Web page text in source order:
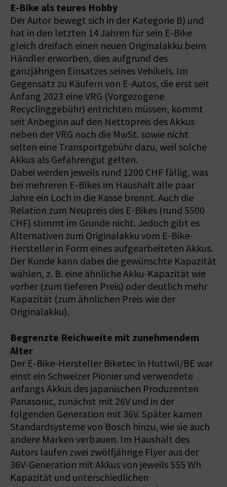
E-Bike als teures Hobby
Der Autor bewegt sich in der Kategorie B) und
hat in den letzten 14 Jahren für sein E-Bike
gleich dreifach einen neuen Originalakku beim
Händler erworben, dies aufgrund des
ganzjährigen Einsatzes seines Vehikels. Im
Gegensatz zu Käufern von E-Autos, die erst seit
Anfang 2023 eine VRG (Vorgezogene
Recyclinggebühr) entrichten müssen, kommt
seit Anbeginn auf den Nettopreis des Akkus
neben der VRG noch die MwSt. sowie nicht
selten eine Transportgebühr dazu, weil solche
Akkus als Gefahrengut gelten.
Dabei werden jeweils rund 1200 CHF fällig, was
bei mehreren E-Bikes im Haushalt alle paar
Jahre ein Loch in die Kasse brennt. Auch die
Relation zum Neupreis des E-Bikes (rund 5500
CHF) stimmt im Grunde nicht. Jedoch gibt es
Alternativen zum Originalakku vom E-Bike-
Hersteller in Form eines aufgearbeiteten Akkus.
Der Kunde kann dabei die gewünschte Kapazität
wählen, z. B. eine ähnliche Akku-Kapazität wie
vorher (zum tieferen Preis) oder deutlich mehr
Kapazität (zum ähnlichen Preis wie der
Originalakku).
Begrenzte Reichweite mit zunehmendem
Alter
Der E-Bike-Hersteller Biketec in Huttwil/BE war
einst ein Schweizer Pionier und verwendete
anfangs Akkus des japanischen Produzenten
Panasonic, zunächst mit 26V und in der
folgenden Generation mit 36V. Später kamen
Standardsysteme von Bosch hinzu, wie sie auch
andere Marken verbauen. Im Haushalt des
Autors laufen zwei zwölfjährige Flyer aus der
36V-Generation mit Akkus von jeweils 555 Wh
Kapazität und unterschiedlichen